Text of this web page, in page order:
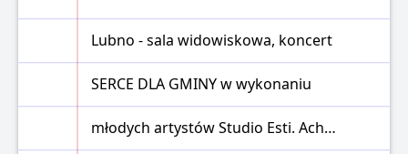
Lubno - sala widowiskowa, koncert
SERCE DLA GMINY w wykonaniu
młodych artystów Studio Esti. Ach…